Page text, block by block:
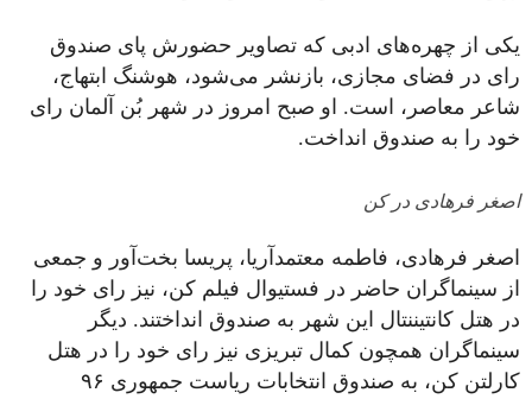
یکی از چهره‌های ادبی که تصاویر حضورش پای صندوق
رای در فضای مجازی، بازنشر می‌شود، هوشنگ ابتهاج،
شاعر معاصر، است. او صبح امروز در شهر بُن آلمان رای
خود را به صندوق انداخت.
اصغر فرهادی در کن
اصغر فرهادی، فاطمه معتمدآریا، پریسا بخت‌آور و جمعی
از سینماگران حاضر در فستیوال فیلم کن، نیز رای خود را
در هتل کانتیننتال این شهر به صندوق انداختند. دیگر
سینماگران همچون کمال تبریزی نیز رای خود را در هتل
کارلتن کن، به صندوق انتخابات ریاست جمهوری ۹۶